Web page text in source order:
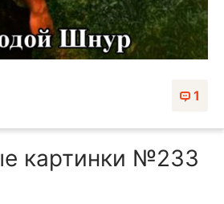
1
картинки №233